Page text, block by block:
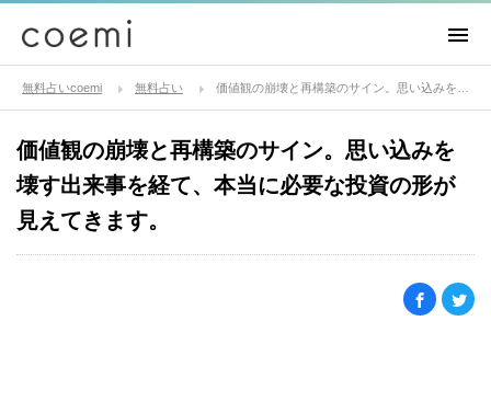
無料占いcoemi 無料占い
価値観の崩壊と再構築のサイン。思い込みを
壊す出来事を経て、本当に必要な投資の形が
見えてきます。